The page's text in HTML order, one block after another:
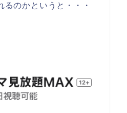
のかというと・・・